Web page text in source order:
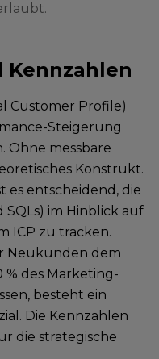
Kennzahlen
Customer Profile)
Steigerung
Ohne messbare
Konstrukt.
entscheidend, die
SQLs) im Hinblick auf
ICP zu tracken.
Neukunden dem
% des Marketing-
besteht ein
Die Kennzahlen
die strategische